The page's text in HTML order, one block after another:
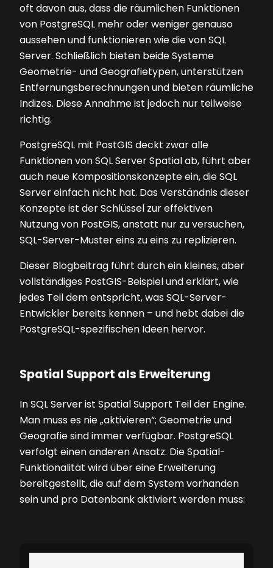
oft davon aus, dass die räumlichen Funktionen
von PostgreSQL mehr oder weniger genauso
aussehen und funktionieren wie die von SQL
Server. Schließlich bieten beide Systeme
Geometrie- und Geografietypen, unterstützen
Entfernungsberechnungen und bieten räumliche
Indizes. Diese Annahme ist jedoch nur teilweise
richtig.
PostgreSQL mit PostGIS deckt zwar alle
Funktionen von SQL Server Spatial ab, führt aber
auch neue Kompositionskonzepte ein, die SQL
Server einfach nicht hat. Das Verständnis dieser
Konzepte ist der Schlüssel zur effektiven
Nutzung von PostGIS, anstatt nur zu versuchen,
SQL-Server-Muster eins zu eins zu replizieren.
Dieser Blogbeitrag führt durch ein kleines, aber
vollständiges PostGIS-Beispiel und erklärt, wie
jedes Teil dem entspricht, was SQL-Server-
Entwickler bereits kennen – und hebt dabei die
PostgreSQL-spezifischen Ideen hervor.
Spatial Support als Erweiterung
In SQL Server ist Spatial Support Teil der Engine.
Man muss es nie „aktivieren“; Geometrie und
Geografie sind immer verfügbar. PostgreSQL
verfolgt einen anderen Ansatz. Die Spatial-
Funktionalität wird über eine Erweiterung
bereitgestellt, die auf dem System vorhanden
sein und pro Datenbank aktiviert werden muss: